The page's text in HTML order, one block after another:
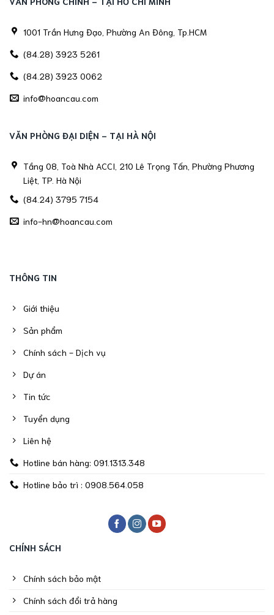
1001 Trần Hưng Đạo, Phường An Đông, Tp.HCM
(84.28) 3923 5261
(84.28) 3923 0062
info@hoancau.com
VĂN PHÒNG ĐẠI DIỆN - TẠI HÀ NỘI
Tầng 08, Toà Nhà ACCI, 210 Lê Trọng Tấn, Phường Phương
Liệt, TP. Hà Nội
(84.24) 3795 7154
info-hn@hoancau.com
THÔNG TIN
Giới thiệu
Sản phẩm
Chính sách - Dịch vụ
Dự án
Tin tức
Tuyển dụng
Liên hệ
Hotline bán hàng: 091.1313.348
Hotline bảo trì : 0908.564.058
CHÍNH SÁCH
Chính sách bảo mật
Chính sách đổi trả hàng